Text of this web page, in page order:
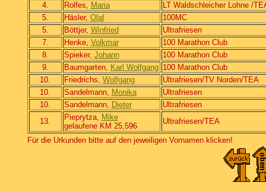
4.
Rolfes, Maria
LT Waldschleicher Lohne /
5.
Häsler, Olaf
100MC
5.
Böttjer, Winfried
Ultrafriesen
7.
Henke, Volkmar
100 Marathon Club
8.
Spieker, Johann
100 Marathon Club
9.
Baumgarten, Karl Wolfgang 100 Marathon Club
10.
Friedrichs, Wolfgang
Ultrafriesen/TV Norden/TEA
10.
Sandelmann, Monika
Ultrafriesen
10.
Sandelmann, Dieter
Ultrafriesen
13.
Pieprytza, Mike
gelaufene KM 25,596
Ultrafriesen/TEA
Für die Urkunden bitte auf den jeweiligen Vornamen klicken!